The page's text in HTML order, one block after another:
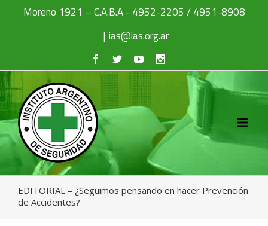
Moreno 1921 – C.A.B.A - 4952-2205 / 4951-8908
| ias@ias.org.ar
EDITORIAL – ¿Seguimos pensando en hacer Prevención
de Accidentes?